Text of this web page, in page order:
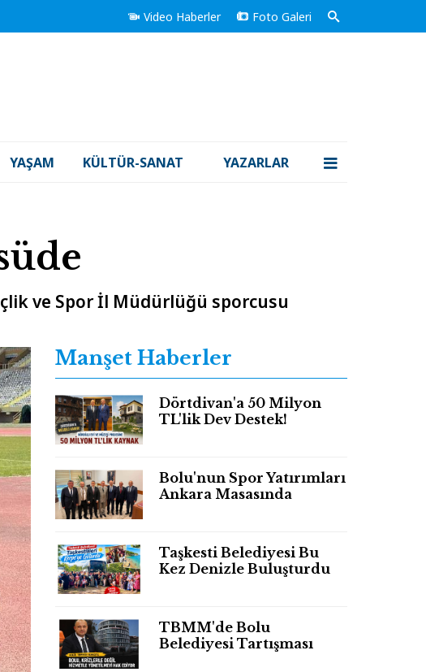
Video Haberler Foto Galeri
YAŞAM KÜLTÜR-SANAT YAZARLAR
ve Spor İl Müdürlüğü sporcusu
Manşet Haberler
Dörtdivan'a 50 Milyon
TL'lik Dev Destek!
Bolu'nun Spor Yatırımları
Ankara Masasında
Taşkesti Belediyesi Bu
Kez Denizle Buluşturdu
TBMM'de Bolu
Belediyesi Tartışması